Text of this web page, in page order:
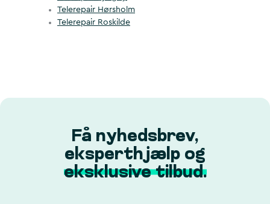
Telerepair Hørsholm
Telerepair Roskilde
Få nyhedsbrev,
eksperthjælp og
eksklusive tilbud.